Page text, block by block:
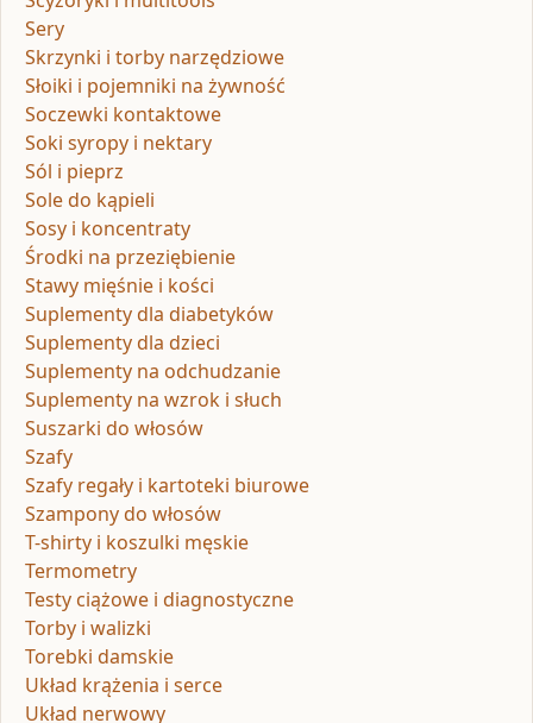
Sery
Skrzynki i torby narzędziowe
Słoiki i pojemniki na żywność
Soczewki kontaktowe
Soki syropy i nektary
Sól i pieprz
Sole do kąpieli
Sosy i koncentraty
Środki na przeziębienie
Stawy mięśnie i kości
Suplementy dla diabetyków
Suplementy dla dzieci
Suplementy na odchudzanie
Suplementy na wzrok i słuch
Suszarki do włosów
Szafy
Szafy regały i kartoteki biurowe
Szampony do włosów
T-shirty i koszulki męskie
Termometry
Testy ciążowe i diagnostyczne
Torby i walizki
Torebki damskie
Układ krążenia i serce
Układ nerwowy